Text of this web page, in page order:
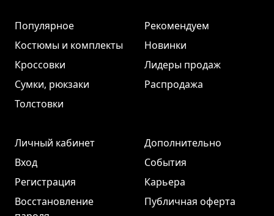
Популярное
Костюмы и комплекты
Кроссовки
Сумки, рюкзаки
Толстовки
Рекомендуем
Новинки
Лидеры продаж
Распродажа
Личный кабинет
Вход
Регистрация
Восстановление
Дополнительно
События
Карьера
Публичная оферта